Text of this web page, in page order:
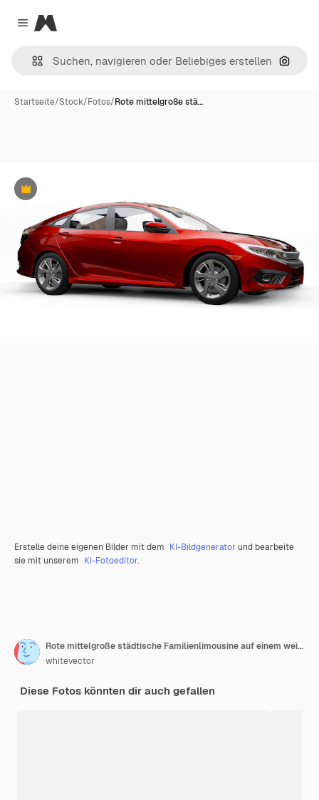
Close menu
Magnific
Nach
Startseite/Stock/Fotos/Rote mittelgroße stä…
Premium
Erstelle deine eigenen Bilder mit dem KI-Bildgenerator und bearbeite
sie mit unserem KI-Fotoeditor.
Rote mittelgroße städtische Familienlimousine auf einem weißen einheitlichen Hintergrund. 3D-Rendering.
whitevector
Diese Fotos könnten dir auch gefallen